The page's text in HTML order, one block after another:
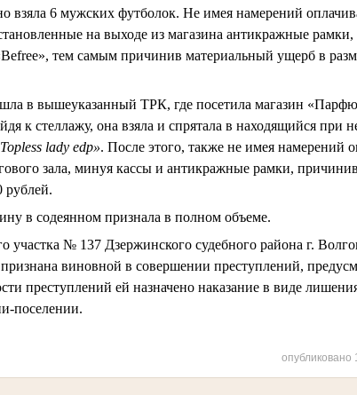
взяла 6 мужских футболок. Не имея намерений
на выходе из магазина антикражные рамки,
Befree», тем самым причинив материальный ущерб в
в вышеуказанный ТРК, где посетила магазин
к стеллажу, она взяла и спрятала в находящийся при
lady edp». После этого, также не имея намерений
зала, минуя кассы и антикражные рамки,
рублей.
в содеянном признала в полном объеме.
участка № 137 Дзержинского судебного района г.
виновной в совершении преступлений,
преступлений ей назначено наказание в виде
поселении.